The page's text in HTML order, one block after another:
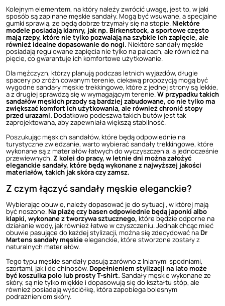
Kolejnym elementem, na który należy zwrócić uwagę, jest to, w jaki
sposób są zapinane męskie sandały. Mogą być wsuwane, a specjalne
gumki sprawią, że będą dobrze trzymały się na stopie.Niektóre
modele posiadają klamry, jak np. Birkenstock, a sportowe często
mają rzepy, które nie tylko pozwalają na szybkie ich zapięcie, ale
również idealne dopasowanie do nogi. Niektóre sandały męskie
posiadają regulowane zapięcia nie tylko na palcach, ale również na
pięcie, co gwarantuje ich komfortowe użytkowanie.
Dla mężczyzn, którzy planują podczas letnich wyjazdów, długie
spacery po zróżnicowanym terenie, ciekawą propozycją mogą być
wygodne sandały męskie trekkingowe, które z jednej strony są lekkie,
a z drugiej sprawdzą się w wymagającym terenie.W przypadku takich
sandałów męskich przody są bardziej zabudowane, co nie tylko ma
zwiększać komfort ich użytkowania, ale również chronić stopy
przed urazami. Dodatkowo podeszwa takich butów jest tak
zaprojektowana, aby zapewniała większą stabilność.
Poszukując męskich sandałów, które będą odpowiednie na
turystyczne zwiedzanie, warto wybierać sandały trekkingowe, które
wykonane są z materiałów łatwych do wyczyszczenia, a jednocześnie
przewiewnych.Z kolei do pracy, w letnie dni można założyć
eleganckie sandały, które będą wykonane z najwyższej jakości
materiałów, takich jak skóra czy zamsz.
Z czym łączyć sandały męskie eleganckie?
Wybierając obuwie, należy dopasować je do sytuacji, w której mają
być noszone.Na plażę czy basen odpowiednie będą japonkialbo
klapki, wykonane z tworzywa sztucznego, które będzie odporne na
działanie wody, jak również łatwe w czyszczeniu. Jednak chcąc mieć
obuwie pasujące do każdej stylizacji, można się zdecydować naDr
Martens sandały męskieeleganckie, które stworzone zostały z
naturalnych materiałów.
Tego typu męskie sandały pasują zarówno z lnianymi spodniami,
szortami, jak i do chinosów.Dopełnieniem stylizacji na lato może
być koszulka polo lub prosty T-shirt. Sandały męskie wykonane ze
skóry, są nie tylko miękkie i dopasowują się do kształtu stóp, ale
również posiadają wyściółkę, która zapobiega bolesnym
podrażnieniom skóry.